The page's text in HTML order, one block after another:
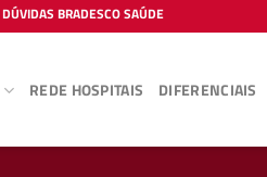
DÚVIDAS BRADESCO SAÚDE
REDE HOSPITAIS DIFERENCIAIS